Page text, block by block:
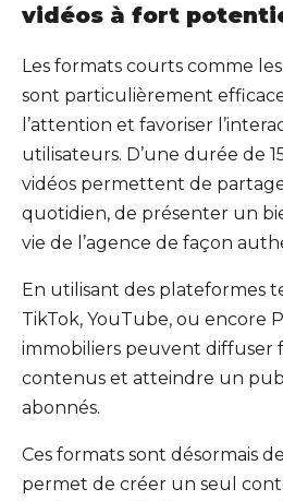
vidéos à fort
Les formats courts comme
sont particulièrement
l’attention et favoriser
utilisateurs. D’une durée de
vidéos permettent de
quotidien, de présenter un
vie de l’agence de façon
En utilisant des plateformes
TikTok, YouTube, ou encore
immobiliers peuvent diffuser
contenus et atteindre un
abonnés.
Ces formats sont désormais
permet de créer un seul